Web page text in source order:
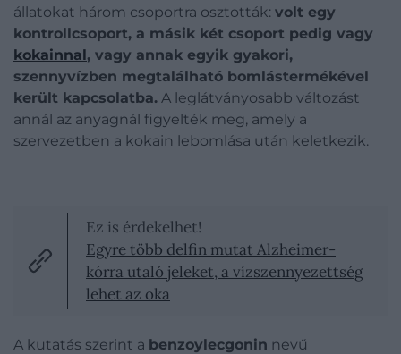
állatokat három csoportra osztották: volt egy
kontrollcsoport, a másik két csoport pedig vagy
kokainnal, vagy annak egyik gyakori,
szennyvízben megtalálható bomlástermékével
került kapcsolatba. A leglátványosabb változást
annál az anyagnál figyelték meg, amely a
szervezetben a kokain lebomlása után keletkezik.
Ez is érdekelhet!
Egyre több delfin mutat Alzheimer-
kórra utaló jeleket, a vízszennyezettség
lehet az oka
A kutatás szerint a benzoylecgonin nevű